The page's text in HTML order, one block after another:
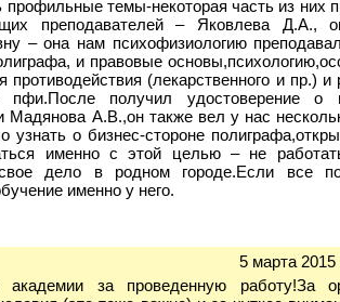
темы-некоторая часть из них
преподавателей – Яковлева Д.А.,
– она нам психофизиологию
и правовые
(лекарственного и пр.) и
пфи.После получил удостоверение о
Мадянова А.В.,он также вел у нас
о бизнес-стороне
именно с этой целью – не
дело в родном городе.Если все
именно у него.
5 марта 2015
за проведенную работу!За